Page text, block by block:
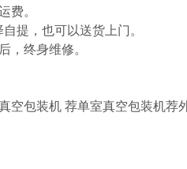
费。
提，也可以送货上门。
，终身维修。
空包装机 荐单室真空包装机荐